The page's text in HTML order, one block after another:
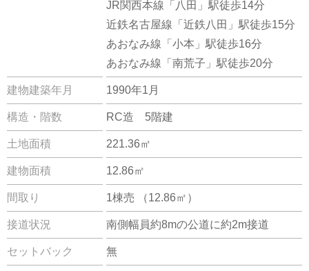
JR関西本線「八田」駅徒歩14分
近鉄名古屋線「近鉄八田」駅徒歩15分
あおなみ線「小本」駅徒歩16分
あおなみ線「南荒子」駅徒歩20分
建物建築年月 1990年1月
構造・階数 RC造 5階建
土地面積 221.36㎡
建物面積 12.86㎡
間取り 1棟売 （12.86㎡）
接道状況 南側幅員約8mの公道に約2m接道
セットバック 無